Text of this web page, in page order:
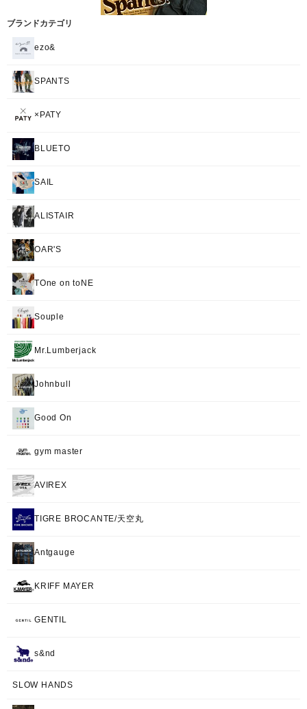
ブランドカテゴリ
ezo&
SPANTS
×PATY
BLUETO
SAIL
ALISTAIR
OAR'S
TOne on toNE
Souple
Mr.Lumberjack
Johnbull
Good On
gym master
AVIREX
TIGRE BROCANTE/天空丸
Antgauge
KRIFF MAYER
GENTIL
s&nd
SLOW HANDS